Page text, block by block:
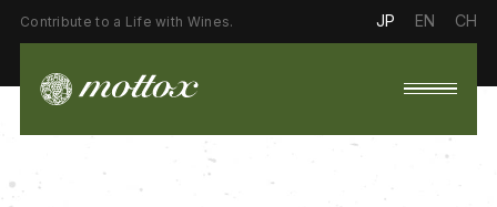
Contribute to a Life with Wines. JP EN CH